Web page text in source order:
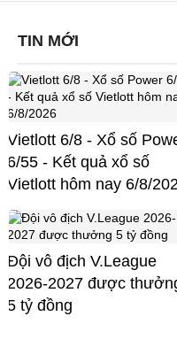
TIN MỚI
Vietlott 6/8 - Xổ số
6/55 - Kết quả xổ số
Vietlott hôm nay 6/8/
Đội vô địch V.League
2026-2027 được
5 tỷ đồng